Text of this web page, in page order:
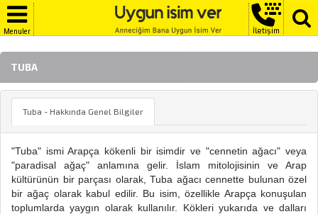
Menuler İletişim
TUBA
Tuba - Hakkında Genel Bilgiler
"Tuba" ismi Arapça kökenli bir isimdir ve "cennetin ağacı" veya
"paradisal ağaç" anlamına gelir. İslam mitolojisinin ve Arap
kültürünün bir parçası olarak, Tuba ağacı cennette bulunan özel
bir ağaç olarak kabul edilir. Bu isim, özellikle Arapça konuşulan
toplumlarda yaygın olarak kullanılır. Kökleri yukarıda ve dalları